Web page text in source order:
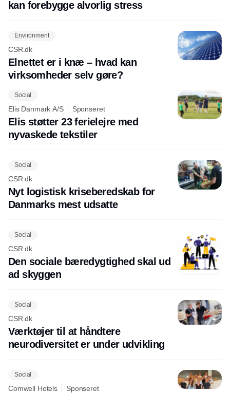
kan forebygge alvorlig stress
Environment
CSR.dk
Elnettet er i knæ – hvad kan
virksomheder selv gøre?
Social
Elis Danmark A/S Sponseret
Elis støtter 23 ferielejre med
nyvaskede tekstiler
Social
CSR.dk
Nyt logistisk kriseberedskab for
Danmarks mest udsatte
Social
CSR.dk
Den sociale bæredygtighed skal ud
ad skyggen
Social
CSR.dk
Værktøjer til at håndtere
neurodiversitet er under udvikling
Social
Comwell Hotels Sponseret